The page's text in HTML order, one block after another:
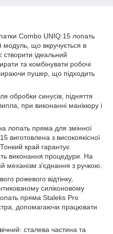
Combo UNIQ 15 лопать
модуль, що вкручується в
створити ідеальний
та комбінувати робочі
пушер, що підходить
обробки синусів, підняття
при виконанні манікюру і
лопать пряма для змінної
виготовлена з високоякісної
край гарантує
виконання процедури. На
механізм з'єднання з ручкою.
рожевого відтінку,
силіконовому
пряма Staleks Pro
допомагаючи працювати
сталева частина та